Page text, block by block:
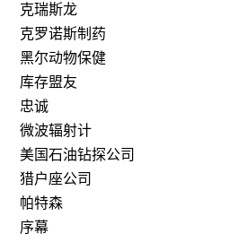
克瑞斯龙
克罗诺斯制药
黑尔动物保健
库存盟友
忠诚
微波辐射计
美国石油钻探公司
猎户座公司
帕特森
序幕